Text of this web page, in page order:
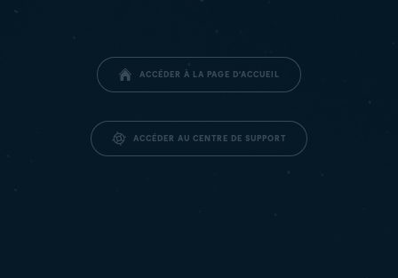
ACCÉDER À LA PAGE D’ACCUEIL
ACCÉDER AU CENTRE DE SUPPORT